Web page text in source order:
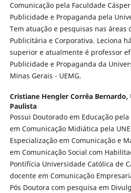
Comunicação pela Faculdade
Publicidade e Propaganda pela
Tem atuação e pesquisas nas áreas
Publicitária e Corporativa. Leciona
superior e atualmente é professor
Publicidade e Propaganda da
Minas Gerais - UEMG.
Cristiane Hengler Corrêa Bernardo,
Paulista
Possui Doutorado em Educação
em Comunicação Midiática pela
Especialização em Comunicação e
em Comunicação Social com
Pontifícia Universidade Católica de
docente em Comunicação
Pós Doutora com pesquisa em